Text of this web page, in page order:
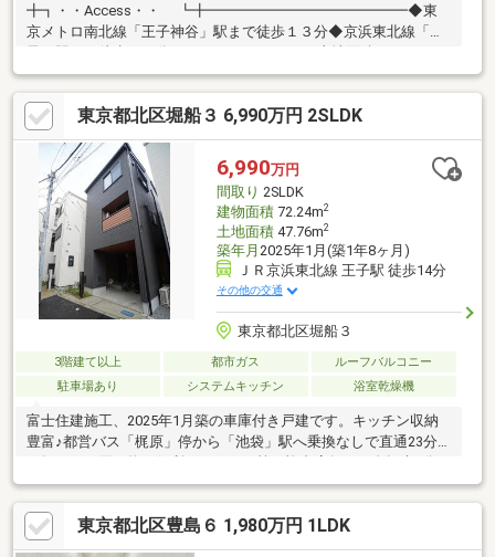
╋┓・・Access・・ ┗╋━━━━━━━━━━━━━━◆東
京メトロ南北線「王子神谷」駅まで徒歩１３分◆京浜東北線「王
（42.64坪）・建物面積／142.32㎡（43.05坪）・駅までフラット
な道のり
東京都北区堀船３ 6,990万円 2SLDK
6,990万円
間取り 2SLDK
建物面積72.24m2
土地面積47.76m2
築年月 2025年1月(築1年8ヶ月)
ＪＲ京浜東北線 王子駅 徒歩14分
その他の交通
東京都北区堀船３
3階建て以上 都市ガス
ルーフバルコニー
駐車場あり
システムキッチン 浴室乾燥機
富士住建施工、2025年1月築の車庫付き戸建です。キッチン収納
豊富♪都営バス「梶原」停から「池袋」駅へ乗換なしで直通23分
、小・中学校も徒歩圏内と子育て環境良好なロケーションです。-
---------------------------------------------------------・当社は大手建材メーカー
のLIXIL不動産ショップ提携店ですので、ご安心くださいませ。お
客様のご希望に寄り添った住まい探し、ぜひお手伝いさせて下さ
東京都北区豊島６ 1,980万円 1LDK